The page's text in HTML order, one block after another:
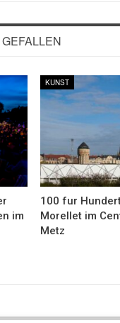
im
KUNST
100 fur
Morellet im
Metz